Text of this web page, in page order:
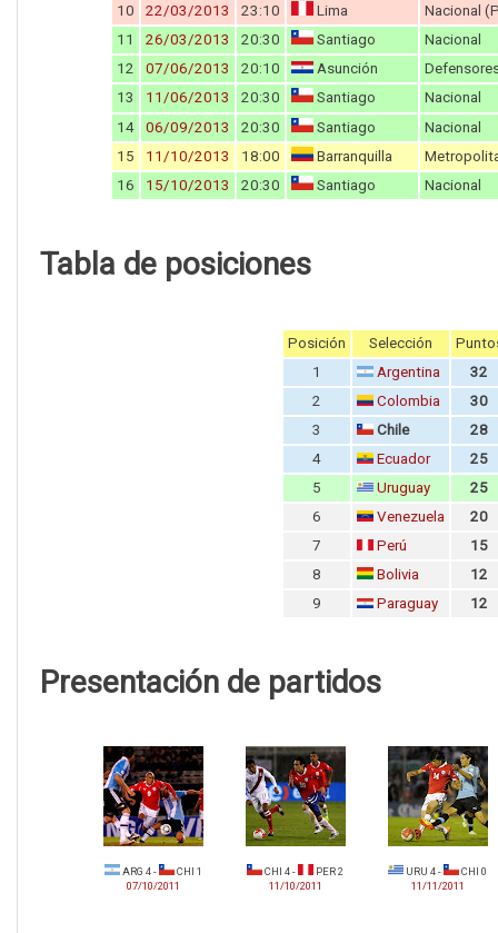
10
22/03/2013 23:10 Lima
Nacional
11
26/03/2013 20:30 Santiago
Nacional
12
07/06/2013 20:10 Asunción
13
11/06/2013 20:30 Santiago
Nacional
14
06/09/2013 20:30 Santiago
Nacional
15
11/10/2013 18:00 Barranquilla
16
15/10/2013 20:30 Santiago Nacional
Tabla de posiciones
Posición Selección
1
Argentina
32
2
Colombia
30
3
Chile
28
4
Ecuador
25
5
Uruguay
25
6
Venezuela
20
7
Perú
15
8
Bolivia
12
9
Paraguay 12
Presentación de partidos
ARG 4 -
CHI 1
07/10/2011
CHI 4 -
PER 2
11/10/2011
URU 4 -
CHI 0
11/11/2011